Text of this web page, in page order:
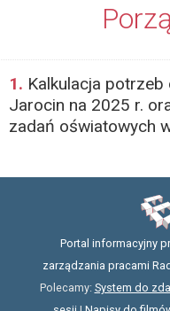
1. Kalkulacja
Jarocin na 2025 r.
zadań oświatowych
Portal informacyjny
zarządzania pracami
Polecamy: System do